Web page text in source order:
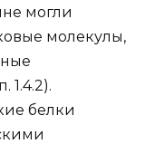
могли
молекулы,
1.4.2).
белки